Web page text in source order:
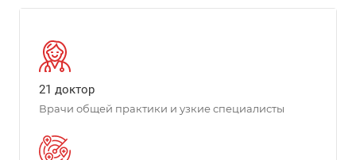
21 доктор
Врачи общей практики и узкие специалисты